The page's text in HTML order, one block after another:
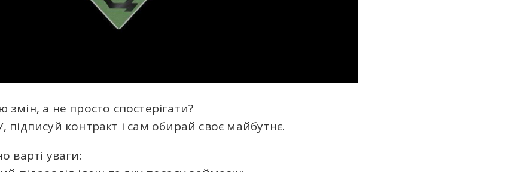
а не просто спостерігати?
підписуй контракт і сам обирай своє майбутнє.
варті уваги: